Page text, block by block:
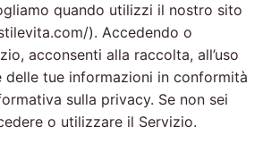
quando utilizzi il nostro sito
). Accedendo o
acconsenti alla raccolta, all’uso
delle tue informazioni in conformità
sulla privacy. Se non sei
o utilizzare il Servizio.